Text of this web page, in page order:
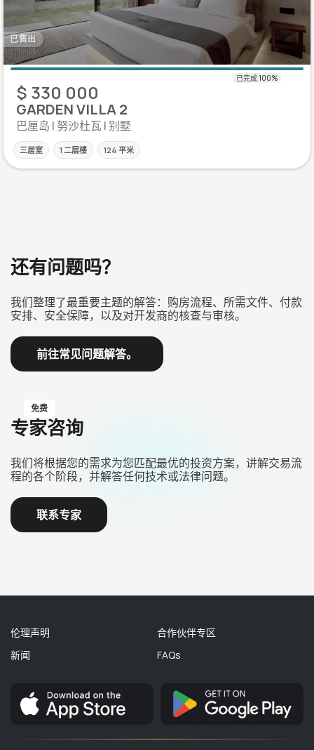
已售出
$ 330 000
GARDEN VILLA 2
巴厘岛 | 努沙杜瓦 | 别墅
三居室 1 二层楼 124 平米
还有问题吗？
我们整理了最重要主题的解答：购房流程、所需文件、付款
安排、安全保障，以及对开发商的核查与审核。
前往常见问题解答。
免费
专家咨询
我们将根据您的需求为您匹配最优的投资方案，讲解交易流
程的各个阶段，并解答任何技术或法律问题。
联系专家
伦理声明
新闻
合作伙伴专区
FAQs